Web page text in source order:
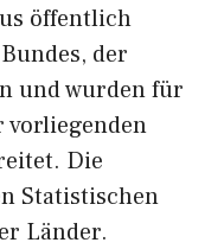
öffentlich
der
und wurden für
Die
Statistischen
Länder.